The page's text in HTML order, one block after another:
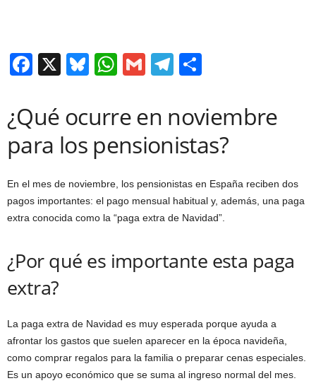
F
c
e
b
o
o
k
X
Bl
e
sk
y
W
at
s
A
p
p
G
ail
T
e
gr
a
m
m
p
ar
tir
¿Qué ocurre en noviembre
para los pensionistas?
En el mes de noviembre, los pensionistas en España reciben dos
pagos importantes: el pago mensual habitual y, además, una paga
extra conocida como la “paga extra de Navidad”.
¿Por qué es importante esta paga
extra?
La paga extra de Navidad es muy esperada porque ayuda a
afrontar los gastos que suelen aparecer en la época navideña,
como comprar regalos para la familia o preparar cenas especiales.
Es un apoyo económico que se suma al ingreso normal del mes.